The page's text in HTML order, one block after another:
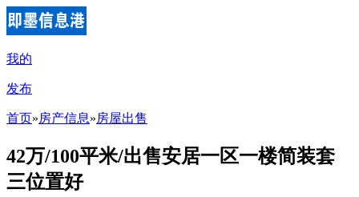
我的
发布
首页»房产信息»房屋出售
42万/100平米/出售安居一区一楼简装套
三位置好